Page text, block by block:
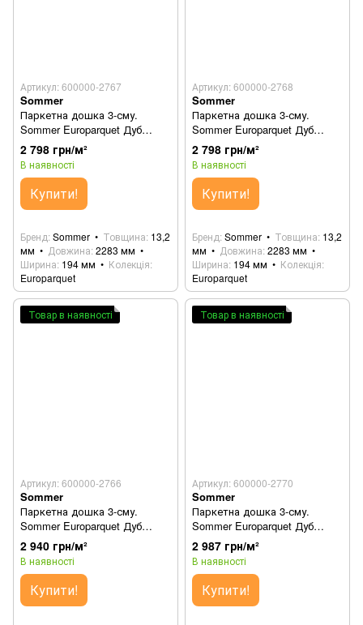
Артикул: 600000-2767
Sommer
Паркетна дошка 3-сму.
Sommer Europarquet Дуб
Золотий 550233009
2 798 грн/м²
В наявності
Купити!
Бренд Sommer Товщина 13,2
мм
Довжина 2283 мм
Ширина 194 мм
Колекція
Europarquet
Артикул: 600000-2768
Sommer
Паркетна дошка 3-сму.
Sommer Europarquet Дуб
Бронзовий 550233010
2 798 грн/м²
В наявності
Купити!
Бренд Sommer Товщина 13,2
мм
Довжина 2283 мм
Ширина 194 мм
Колекція
Europarquet
Товар в наявності
Артикул: 600000-2766
Sommer
Паркетна дошка 3-сму.
Sommer Europarquet Дуб
Оріджинал 550233002
2 940 грн/м²
В наявності
Купити!
Товар в наявності
Артикул: 600000-2770
Sommer
Паркетна дошка 3-сму.
Sommer Europarquet Дуб
бурштиновий 550233001
2 987 грн/м²
В наявності
Купити!